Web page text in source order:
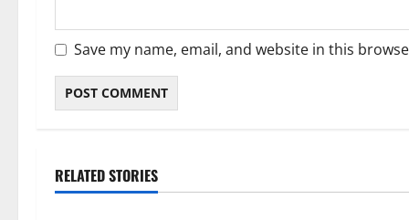
Save my name, email, and website in this
RELATED STORIES
Blog